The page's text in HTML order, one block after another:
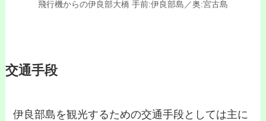
飛行機からの伊良部大橋 手前:伊良部島／奥:宮古島
交通手段
伊良部島を観光するための交通手段としては主に